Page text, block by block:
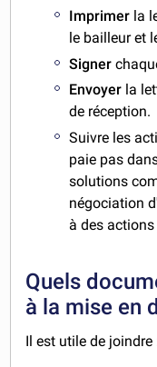
Imprimer la
le bailleur et
Signer
Envoyer la
de réception.
Suivre les
paie pas
solutions
négociation
à des
Quels
à la mise en
Il est utile de joindre